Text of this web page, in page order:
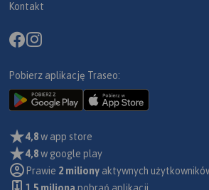
Kontakt
Pobierz aplikację Traseo:
4,8w app store
4,8w google play
Prawie 2 miliony aktywnych
1.5 miliona pobrań aplikacji